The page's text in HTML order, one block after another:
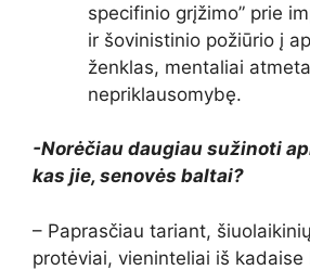
specifinio grįžimo” prie
ir šovinistinio požiūrio į
ženklas, mentaliai
nepriklausomybę.
-Norėčiau daugiau sužinoti
kas jie, senovės baltai?
– Paprasčiau tariant,
protėviai, vieninteliai iš kadaise